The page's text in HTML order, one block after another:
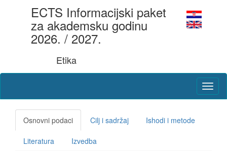
ECTS Informacijski paket
za akademsku godinu
2026. / 2027.
Etika
Osnovni podaci Cilj i sadržaj Ishodi i metode
Literatura Izvedba